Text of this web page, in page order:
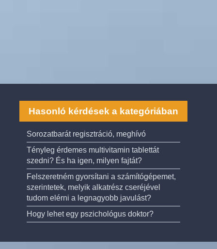
Hasonló kérdések a kategóriában
Sorozatbarát regisztráció, meghívó
Tényleg érdemes multivitamin tablettát
szedni? És ha igen, milyen fajtát?
Felszeretném gyorsítani a számítógépemet,
szerintetek, melyik alkatrész cseréjével
tudom elérni a legnagyobb javulást?
Hogy lehet egy pszichológus doktor?